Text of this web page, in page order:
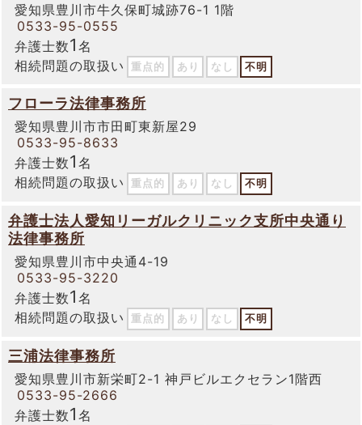
愛知県豊川市牛久保町城跡76-1 1階
0533-95-0555
弁護士数1 名
相続問題の取扱い
重点的 あり なし 不明
フローラ法律事務所
愛知県豊川市市田町東新屋29
0533-95-8633
弁護士数1 名
相続問題の取扱い
重点的 あり なし 不明
弁護士法人愛知リーガルクリニック支所中央通り
法律事務所
愛知県豊川市中央通4-19
0533-95-3220
弁護士数1 名
相続問題の取扱い
重点的 あり なし 不明
三浦法律事務所
愛知県豊川市新栄町2-1 神戸ビルエクセラン1階西
0533-95-2666
弁護士数1 名